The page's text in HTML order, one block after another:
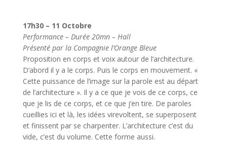
17h30 – 11 Octobre
Performance – Durée 20mn – Hall
Présenté par la Compagnie l’Orange Bleue
Proposition en corps et voix autour de l’architecture.
D’abord il y a le corps. Puis le corps en mouvement. «
Cette puissance de l’image sur la parole est au départ
de l’architecture ». Il y a ce que je vois de ce corps, ce
que je lis de ce corps, et ce que j’en tire. De paroles
cueillies ici et là, les idées virevoltent, se superposent
et finissent par se charpenter. L’architecture c’est du
vide, c’est du volume. Cette forme aussi.